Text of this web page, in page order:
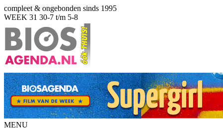
compleet & ongebonden sinds 1995
WEEK 31 30-7 t/m 5-8
MENU